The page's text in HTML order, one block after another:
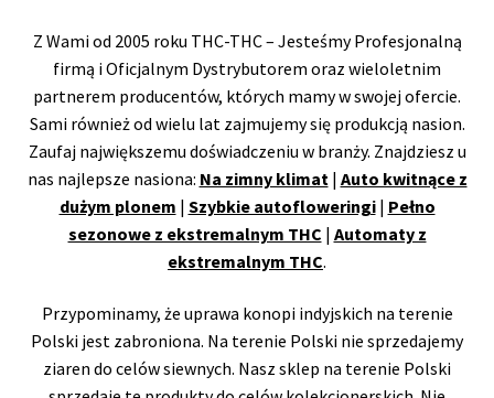
Z Wami od 2005 roku THC-THC – Jesteśmy Profesjonalną
firmą i Oficjalnym Dystrybutorem oraz wieloletnim
partnerem producentów, których mamy w swojej ofercie.
Sami również od wielu lat zajmujemy się produkcją nasion.
Zaufaj największemu doświadczeniu w branży. Znajdziesz u
nas najlepsze nasiona: Na zimny klimat | Auto kwitnące z
dużym plonem | Szybkie autofloweringi| Pełno
sezonowe z ekstremalnym THC | Automaty z
ekstremalnym THC.
Przypominamy, że uprawa konopi indyjskich na terenie
Polski jest zabroniona. Na terenie Polski nie sprzedajemy
ziaren do celów siewnych. Nasz sklep na terenie Polski